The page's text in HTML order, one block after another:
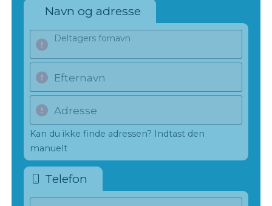
Navn og adresse
Deltagers fornavn
Efternavn
Adresse
Kan du ikke finde adressen? Indtast den
manuelt
Telefon